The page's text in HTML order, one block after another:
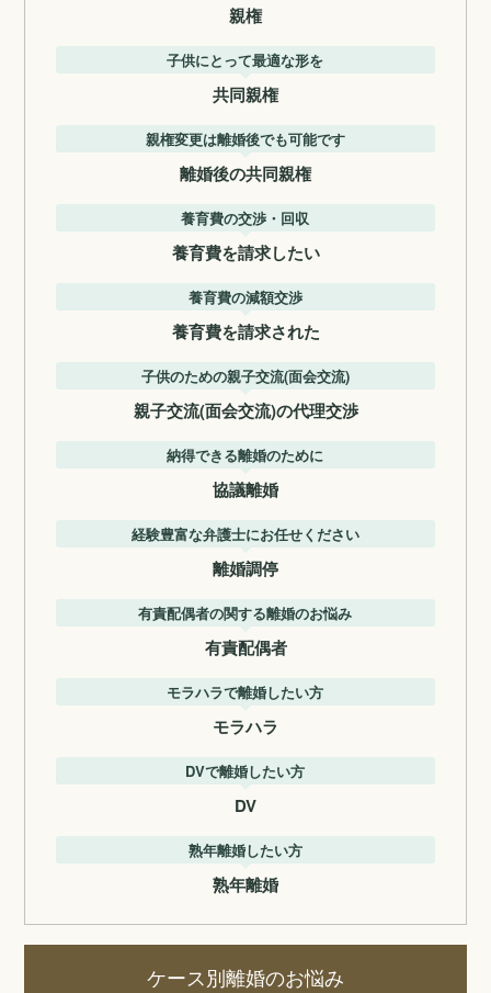
親権
子供にとって最適な形を
共同親権
親権変更は離婚後でも可能です
離婚後の共同親権
養育費の交渉・回収
養育費を請求したい
養育費の減額交渉
養育費を請求された
子供のための親子交流(面会交流)
親子交流(面会交流)の代理交渉
納得できる離婚のために
協議離婚
経験豊富な弁護士にお任せください
離婚調停
有責配偶者の関する離婚のお悩み
有責配偶者
モラハラで離婚したい方
モラハラ
DVで離婚したい方
DV
熟年離婚したい方
熟年離婚
ケース別離婚のお悩み